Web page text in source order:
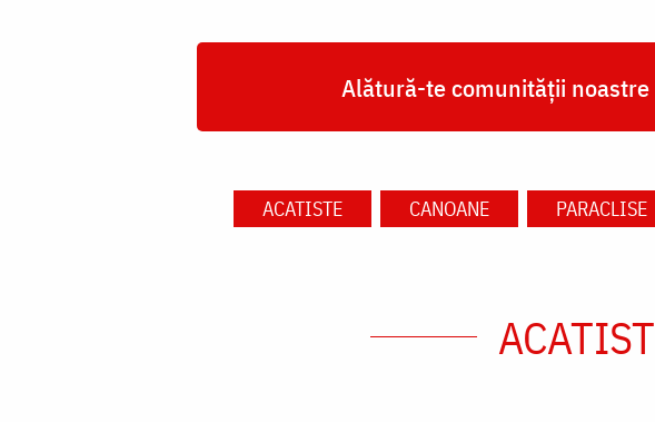
Alătură-te comunității noastre
ACATISTE CANOANE PARACLISE